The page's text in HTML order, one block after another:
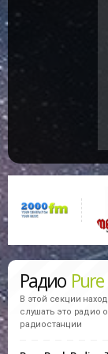
Радио
В этой секции
слушать это радио
радиостанции